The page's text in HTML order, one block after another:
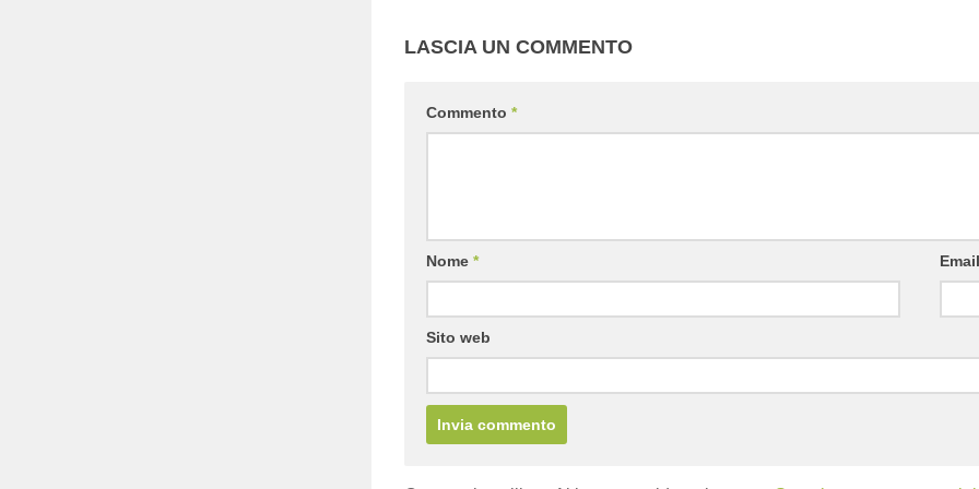
LASCIA UN COMMENTO
Commento *
Nome *
Sito web